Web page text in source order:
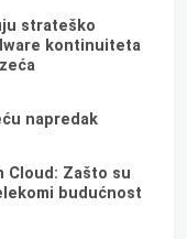
strateško
kontinuiteta
napredak
Cloud: Zašto su
budućnost